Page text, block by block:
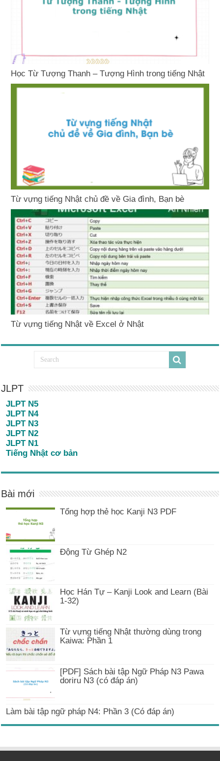
Học Từ Tượng Thanh – Tượng Hình trong tiếng Nhật
Từ vựng tiếng Nhật chủ đề về Gia đình, Bạn bè
Từ vựng tiếng Nhật về Excel ở Nhật
JLPT
JLPT N5
JLPT N4
JLPT N3
JLPT N2
JLPT N1
Tiếng Nhật cơ bản
Bài mới
Tổng hợp thẻ học Kanji N3 PDF
Động Từ Ghép N2
Học Hán Tự – Kanji Look and Learn (Bài
1-32)
Từ vựng tiếng Nhật thường dùng trong
Kaiwa: Phần 1
[PDF] Sách bài tập Ngữ Pháp N3 Pawa
doriru N3 (có đáp án)
Làm bài tập ngữ pháp N4: Phần 3 (Có đáp án)